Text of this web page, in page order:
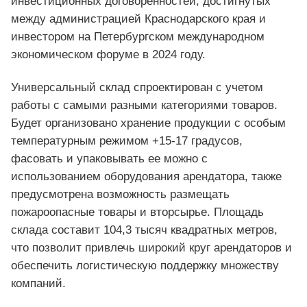
между администрацией Краснодарского края и
инвестором на Петербургском международном
экономическом форуме в 2024 году.
Универсальный склад спроектирован с учетом
работы с самыми разными категориями товаров.
Будет организовано хранение продукции с особым
температурным режимом +15-17 градусов,
фасовать и упаковывать ее можно с
использованием оборудования арендатора, также
предусмотрена возможность размещать
пожароопасные товары и вторсырье. Площадь
склада составит 104,3 тысяч квадратных метров,
что позволит привлечь широкий круг арендаторов и
обеспечить логистическую поддержку множеству
компаний.